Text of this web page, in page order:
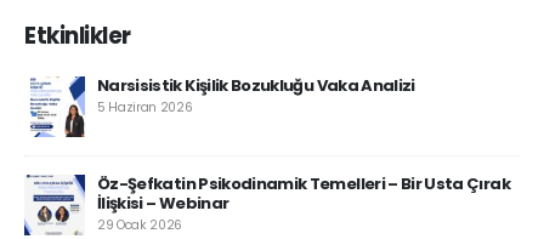
Etkinlikler
Narsisistik Kişilik Bozukluğu Vaka Analizi
5 Haziran 2026
Öz-Şefkatin Psikodinamik Temelleri – Bir Usta Çırak
İlişkisi – Webinar
29 Ocak 2026